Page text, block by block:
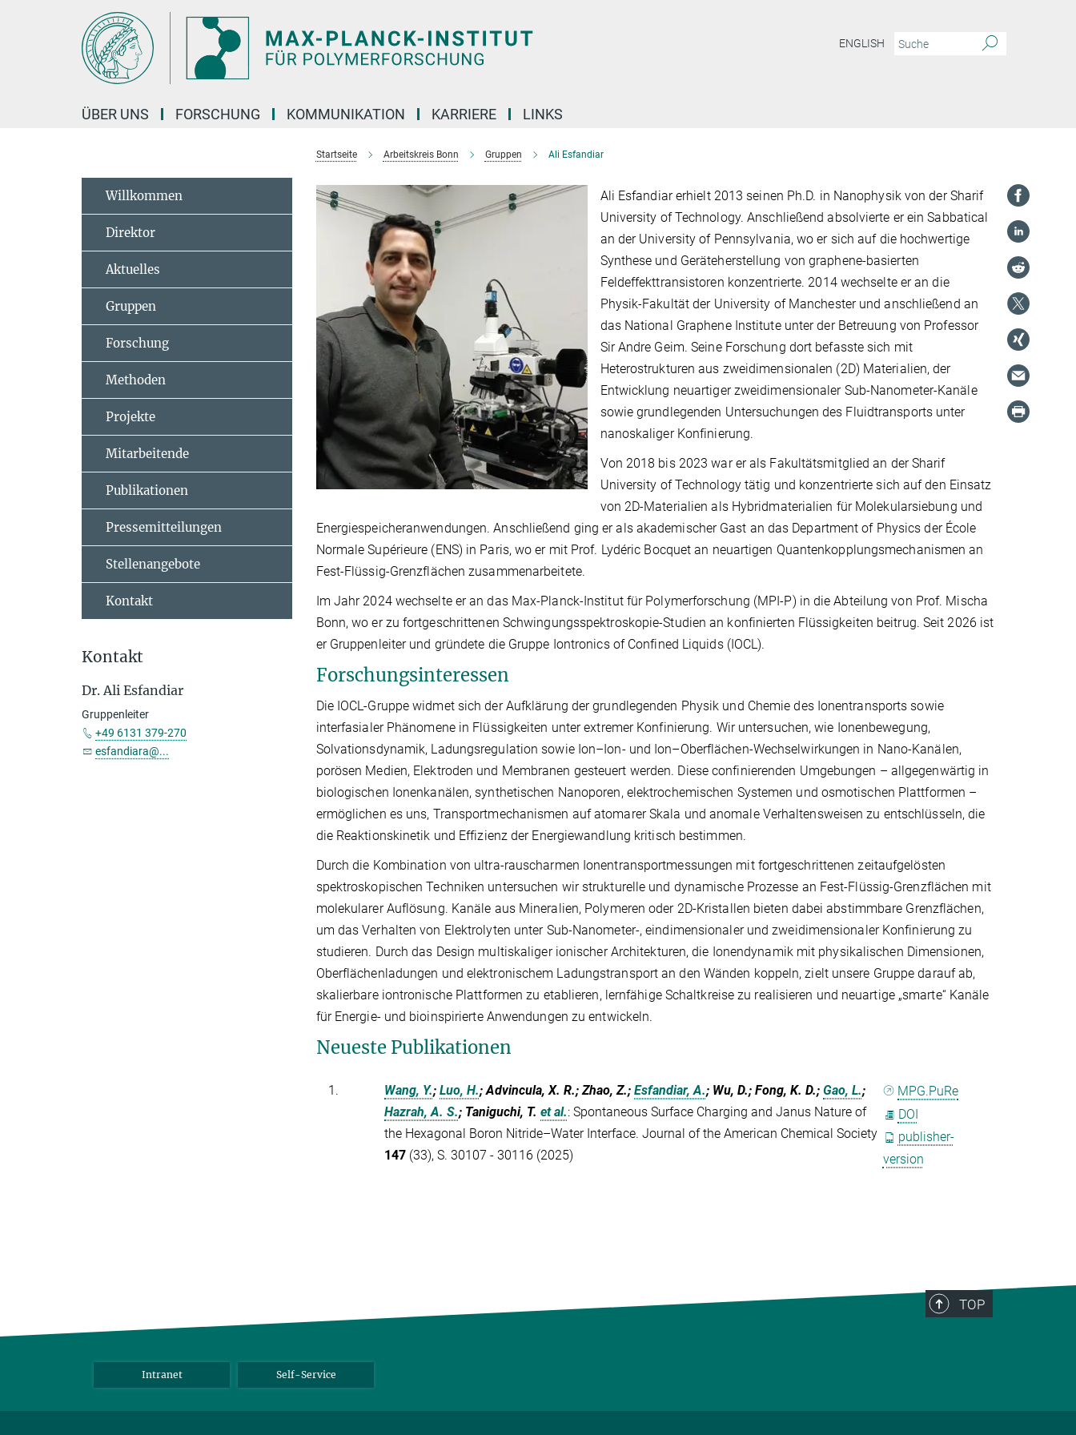
ENGLISH
ÜBER UNS FORSCHUNG KOMMUNIKATION KARRIERE LINKS
Startseite Arbeitskreis Bonn Gruppen Ali Esfandiar
Ali Esfandiar erhielt 2013 seinen Ph.D. in Nanophysik von der Sharif
University of Technology. Anschließend absolvierte er ein Sabbatical
an der University of Pennsylvania, wo er sich auf die hochwertige
Synthese und Geräteherstellung von graphene-basierten
Feldeffekttransistoren konzentrierte. 2014 wechselte er an die
Physik-Fakultät der University of Manchester und anschließend an
das National Graphene Institute unter der Betreuung von Professor
Sir Andre Geim. Seine Forschung dort befasste sich mit
Heterostrukturen aus zweidimensionalen (2D) Materialien, der
Entwicklung neuartiger zweidimensionaler Sub-Nanometer-Kanäle
sowie grundlegenden Untersuchungen des Fluidtransports unter
nanoskaliger Konfinierung.
Von 2018 bis 2023 war er als Fakultätsmitglied an der Sharif
University of Technology tätig und konzentrierte sich auf den Einsatz
von 2D-Materialien als Hybridmaterialien für Molekularsiebung und
Energiespeicheranwendungen. Anschließend ging er als akademischer Gast an das Department of Physics der École
Normale Supérieure (ENS) in Paris, wo er mit Prof. Lydéric Bocquet an neuartigen Quantenkopplungsmechanismen an
Fest-Flüssig-Grenzflächen zusammenarbeitete.
Im Jahr 2024 wechselte er an das Max-Planck-Institut für Polymerforschung (MPI-P) in die Abteilung von Prof. Mischa
Bonn, wo er zu fortgeschrittenen Schwingungsspektroskopie-Studien an konfinierten Flüssigkeiten beitrug. Seit 2026 ist
er Gruppenleiter und gründete die Gruppe Iontronics of Confined Liquids (IOCL).
Forschungsinteressen
Die IOCL-Gruppe widmet sich der Aufklärung der grundlegenden Physik und Chemie des Ionentransports sowie
interfasialer Phänomene in Flüssigkeiten unter extremer Konfinierung. Wir untersuchen, wie Ionenbewegung,
Solvationsdynamik, Ladungsregulation sowie Ion–Ion- und Ion–Oberflächen-Wechselwirkungen in Nano-Kanälen,
porösen Medien, Elektroden und Membranen gesteuert werden. Diese confinierenden Umgebungen – allgegenwärtig in
biologischen Ionenkanälen, synthetischen Nanoporen, elektrochemischen Systemen und osmotischen Plattformen –
ermöglichen es uns, Transportmechanismen auf atomarer Skala und anomale Verhaltensweisen zu entschlüsseln, die
die Reaktionskinetik und Effizienz der Energiewandlung kritisch bestimmen.
Durch die Kombination von ultra-rauscharmen Ionentransportmessungen mit fortgeschrittenen zeitaufgelösten
spektroskopischen Techniken untersuchen wir strukturelle und dynamische Prozesse an Fest-Flüssig-Grenzflächen mit
molekularer Auflösung. Kanäle aus Mineralien, Polymeren oder 2D-Kristallen bieten dabei abstimmbare Grenzflächen,
um das Verhalten von Elektrolyten unter Sub-Nanometer-, eindimensionaler und zweidimensionaler Konfinierung zu
studieren. Durch das Design multiskaliger ionischer Architekturen, die Ionendynamik mit physikalischen Dimensionen,
Oberflächenladungen und elektronischem Ladungstransport an den Wänden koppeln, zielt unsere Gruppe darauf ab,
skalierbare iontronische Plattformen zu etablieren, lernfähige Schaltkreise zu realisieren und neuartige „smarte“ Kanäle
für Energie- und bioinspirierte Anwendungen zu entwickeln.
Neueste Publikationen
1. Wang, Y.;Luo, H.; Advincula, X. R.; Zhao, Z.;Esfandiar, A.; Wu, D.; Fong, K. D.;Gao, L.;
Hazrah, A. S.; Taniguchi, T. et al.:Spontaneous Surface Charging and Janus Nature of
the Hexagonal Boron Nitride–Water Interface. Journal of the American Chemical Society
147 (33), S. 30107 - 30116 (2025)
MPG.PuRe
DOI
publisher-
version
Willkommen
Direktor
Aktuelles
Gruppen
Forschung
Methoden
Projekte
Mitarbeitende
Publikationen
Pressemitteilungen
Stellenangebote
Kontakt
Kontakt
Dr. Ali Esfandiar
Gruppenleiter
+49 6131 379-270
esfandiara@...
TOP
Intranet Self-Service